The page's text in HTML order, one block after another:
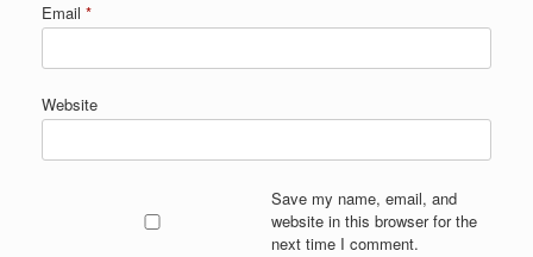
Email *
Website
Save my name, email, and
website in this browser for the
next time I comment.